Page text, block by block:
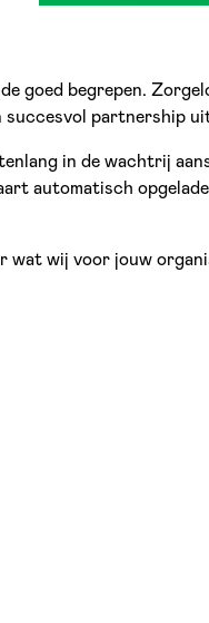
goed begrepen.
succesvol partnership
in de wachtrij
automatisch
wij voor jouw